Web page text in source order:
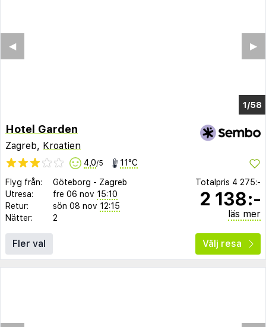
1/53
▶︎
◀︎
Hotel Garden
Zagreb, Kroatien
4,0/5 11°C
Flyg från: Göteborg - Zagreb
Utresa:
fre 06 nov 15:10
Retur:
sön 08 nov 12:15
Nätter:
2
Totalpris 4 275:-
2 138:-
läs mer
Fler val Välj resa